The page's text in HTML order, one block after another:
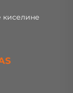
киселине